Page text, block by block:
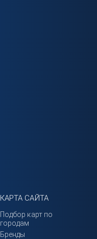
КАРТА САЙТА
Подбор карт по
городам
Бренды